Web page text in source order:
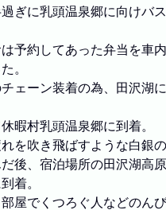
ぎに乳頭温泉郷に向けバス
予約してあった弁当を車内
。
ェーン装着の為、田沢湖に
暇村乳頭温泉郷に到着。
を吹き飛ばすような白銀の
後、宿泊場所の田沢湖高原
着。
屋でくつろぐ人などのんび